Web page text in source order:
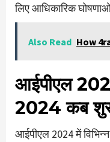
लिए आधिकारिक
Also Read How
आईपीएल
2024 कब शुरू
आईपीएल 2024 में